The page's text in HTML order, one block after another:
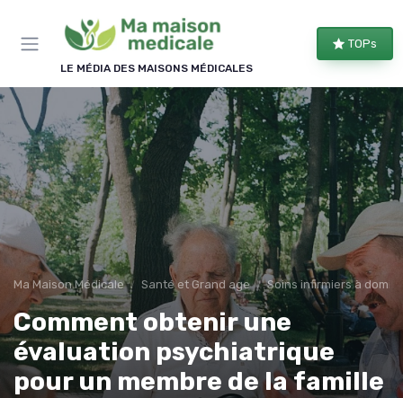
LE MÉDIA DES MAISONS MÉDICALES
TOPs
Ma Maison Médicale Santé et Grand age Soins infirmiers à
Comment obtenir une
évaluation psychiatrique
pour un membre de la famille